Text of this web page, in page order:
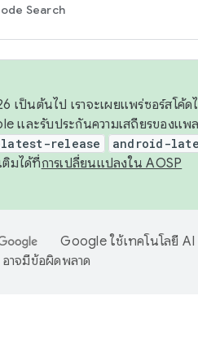
Search
เป็นต้นไป เราจะเผยแพร่ซอร์สโค้
และรับประกันความเสถียรของแพ
release android-
ติมได้ที่การเปลี่ยนแปลงใน AOSP
Google ใช้เทคโนโลยี
าจมีข้อผิดพลาด